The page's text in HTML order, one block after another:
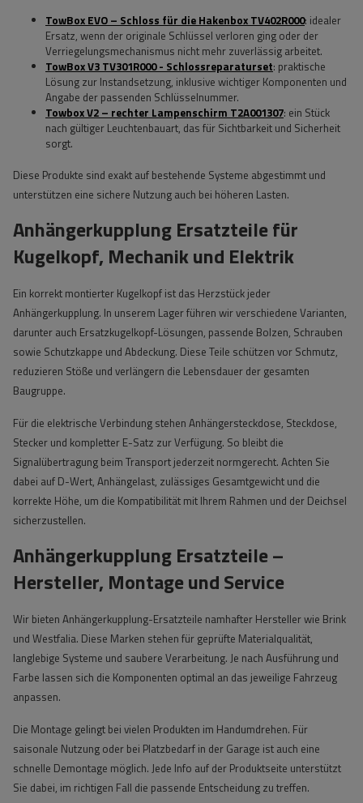
TowBox EVO – Schloss für die Hakenbox TV402R000: idealer
Ersatz, wenn der originale Schlüssel verloren ging oder der
Verriegelungsmechanismus nicht mehr zuverlässig arbeitet.
TowBox V3 TV301R000 - Schlossreparaturset: praktische
Lösung zur Instandsetzung, inklusive wichtiger Komponenten und
Angabe der passenden Schlüsselnummer.
Towbox V2 – rechter Lampenschirm T2A001307: ein Stück
nach gültiger Leuchtenbauart, das für Sichtbarkeit und Sicherheit
sorgt.
Diese Produkte sind exakt auf bestehende Systeme abgestimmt und
unterstützen eine sichere Nutzung auch bei höheren Lasten.
Anhängerkupplung Ersatzteile für
Kugelkopf, Mechanik und Elektrik
Ein korrekt montierter Kugelkopf ist das Herzstück jeder
Anhängerkupplung. In unserem Lager führen wir verschiedene Varianten,
darunter auch Ersatzkugelkopf-Lösungen, passende Bolzen, Schrauben
sowie Schutzkappe und Abdeckung. Diese Teile schützen vor Schmutz,
reduzieren Stöße und verlängern die Lebensdauer der gesamten
Baugruppe.
Für die elektrische Verbindung stehen Anhängersteckdose, Steckdose,
Stecker und kompletter E-Satz zur Verfügung. So bleibt die
Signalübertragung beim Transport jederzeit normgerecht. Achten Sie
dabei auf D-Wert, Anhängelast, zulässiges Gesamtgewicht und die
korrekte Höhe, um die Kompatibilität mit Ihrem Rahmen und der Deichsel
sicherzustellen.
Anhängerkupplung Ersatzteile –
Hersteller, Montage und Service
Wir bieten Anhängerkupplung-Ersatzteile namhafter Hersteller wie Brink
und Westfalia. Diese Marken stehen für geprüfte Materialqualität,
langlebige Systeme und saubere Verarbeitung. Je nach Ausführung und
Farbe lassen sich die Komponenten optimal an das jeweilige Fahrzeug
anpassen.
Die Montage gelingt bei vielen Produkten im Handumdrehen. Für
saisonale Nutzung oder bei Platzbedarf in der Garage ist auch eine
schnelle Demontage möglich. Jede Info auf der Produktseite unterstützt
Sie dabei, im richtigen Fall die passende Entscheidung zu treffen.